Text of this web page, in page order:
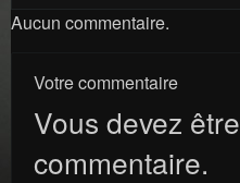
Aucun commentaire.
Votre commentaire
Vous devez être
commentaire.